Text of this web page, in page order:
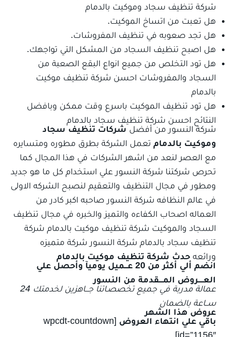
شركة تنظيف سجاد وموكيت بالدمام
هل تعبت من اتساخ الموكيت.
هل تجد صعوبه في تنظيف المفروشات.
هل اصبح تنظيف السجاد من المشكل التي تواجهك.
هل تود التخلص من جميع انواع البقع الصعبة من
السجاد والمفروشات احسن شركة تنظيف موكيت
بالدمام
هل تود تنظيف الموكيت باسرع وقت ممكن وبافضل
النتائح احسن شركة تنظيف سجاد بالدمام
شركة النسور من أفضل شركات تنظيف سجاد
وموكيت بالدمام تعمل الشركة بطرق مطوره ومتسايره
مع العصر لنعد من اشهر الشركات في هذا المجال كما
تحرص شركتنا شركة النسور علي استخدام كل ما هو جديد
ومطور في مجال التنظيف والتعقيم لنصبح الشركه الاولى
في عالم النظافه شركة النسور صاحبه اكبر كادر من
العماله اصحاب الكفاءه والتميز والخبره في مجال تنظيف
السجاد والموكيت شركة تنظيف موكيت بالدمام شركة
تنظيف سجاد بالدمام شركة النسور شركة متميزه
ورائعه حدث شركة تنظيف موكيت بالدمام
انضم ألي أكثر من 20 عـــميل يوميآ وأحصل علي
العـــــروض المــــقدمة من النسور
عمالة مدربة في جميع تخصصـاتنا جـــاهزين لخدمتك 24
ســاعة بالضمان
عروض هذا الشهر
باقي علي انتهاء العروض [wpcdt-countdown
id=”1156″]